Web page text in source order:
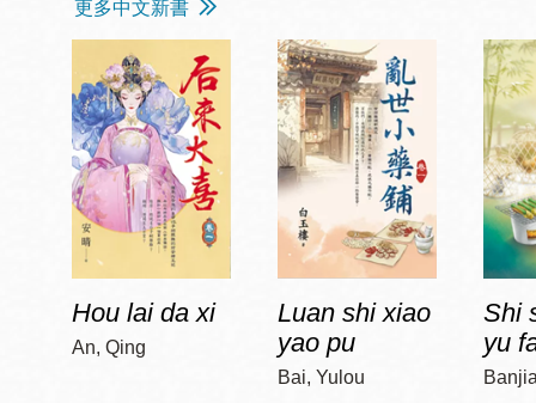
更多中文新書
Hou lai da xi
An, Qing
Luan shi xiao
yao pu
Bai, Yulou
Shi
yu